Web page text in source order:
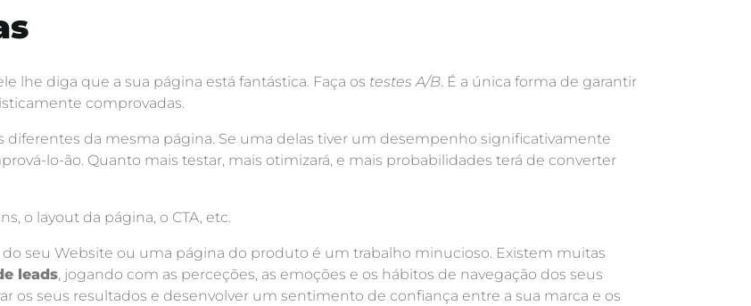
lhe diga que a sua página está fantástica. Faça os testes A/B. É a única forma de garantir
comprovadas.
diferentes da mesma página. Se uma delas tiver um desempenho significativamente
lo-ão. Quanto mais testar, mais otimizará, e mais probabilidades terá de converter
o layout da página, o CTA, etc.
do seu Website ou uma página do produto é um trabalho minucioso. Existem muitas
leads, jogando com as perceções, as emoções e os hábitos de navegação dos seus
os seus resultados e desenvolver um sentimento de confiança entre a sua marca e os